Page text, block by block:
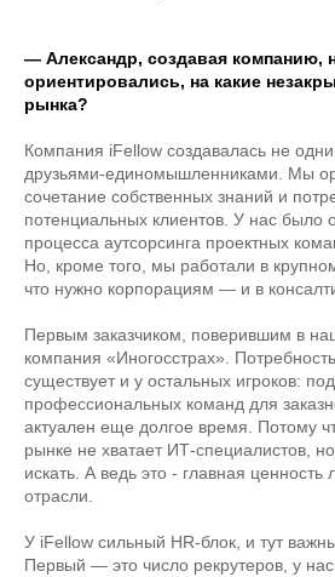
— Александр, создавая компанию,
ориентировались, на какие
рынка?
Компания iFellow создавалась не
друзьями-единомышленниками. Мы
сочетание собственных знаний и
потенциальных клиентов. У нас было
процесса аутсорсинга проектных
Но, кроме того, мы работали в
что нужно корпорациям — и в
Первым заказчиком, поверившим в
компания «Иногосстрах».
существует и у остальных игроков:
профессиональных команд для
актуален еще долгое время. Потому
рынке не хватает ИТ-специалистов,
искать. А ведь это - главная
отрасли.
У iFellow сильный HR-блок, и тут
Первый — это число рекрутеров, у